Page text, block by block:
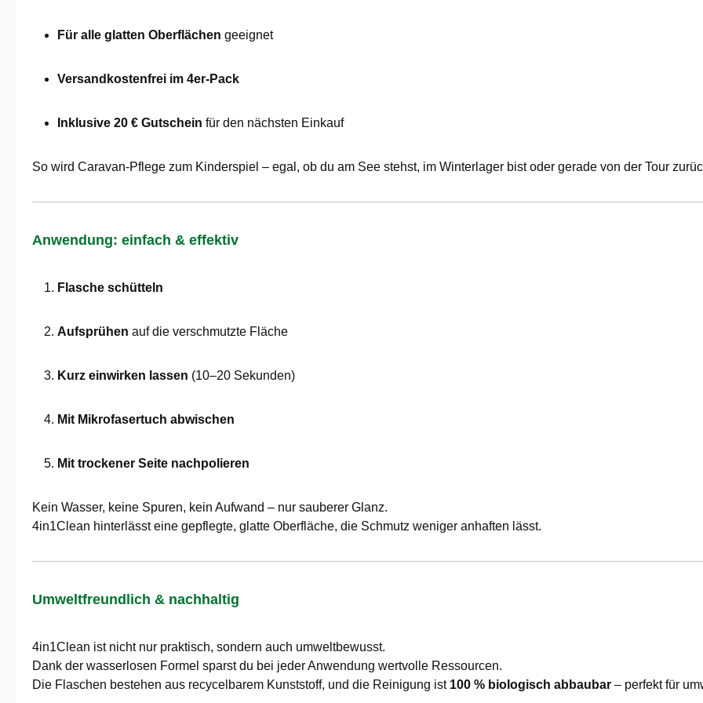
Für alle glatten Oberflächen geeignet
Versandkostenfrei im 4er-Pack
Inklusive 20 € Gutschein für den nächsten Einkauf
So wird Caravan-Pflege zum Kinderspiel – egal, ob du am See stehst, im Winterlager bist oder gerade von der Tour
Anwendung: einfach & effektiv
Flasche schütteln
Aufsprühen auf die verschmutzte Fläche
Kurz einwirken lassen (10–20 Sekunden)
Mit Mikrofasertuch abwischen
Mit trockener Seite nachpolieren
Kein Wasser, keine Spuren, kein Aufwand – nur sauberer Glanz.
4in1Clean hinterlässt eine gepflegte, glatte Oberfläche, die Schmutz weniger anhaften lässt.
Umweltfreundlich & nachhaltig
4in1Clean ist nicht nur praktisch, sondern auch umweltbewusst.
Dank der wasserlosen Formel sparst du bei jeder Anwendung wertvolle Ressourcen.
Die Flaschen bestehen aus recycelbarem Kunststoff, und die Reinigung ist 100 % biologisch abbaubar – perfekt für